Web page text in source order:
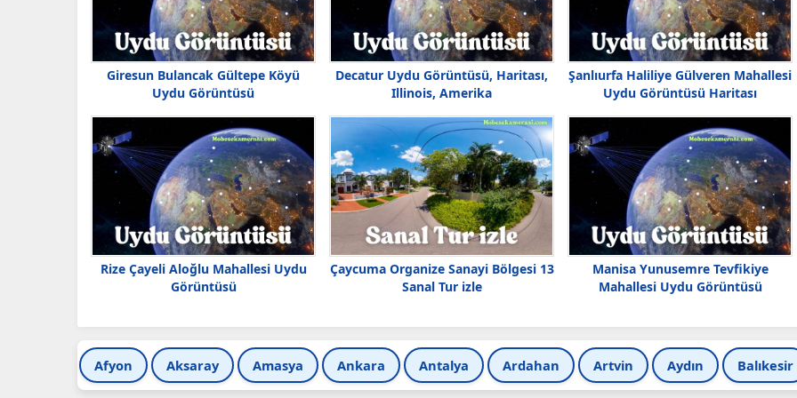
Giresun Bulancak Gültepe Köyü
Uydu Görüntüsü
Decatur Uydu Görüntüsü, Haritası,
Illinois, Amerika
Şanlıurfa Haliliye Gülveren Mahallesi
Uydu Görüntüsü Haritası
Rize Çayeli Aloğlu Mahallesi Uydu
Görüntüsü
Çaycuma Organize Sanayi Bölgesi 13
Sanal Tur izle
Manisa Yunusemre Tevfikiye
Mahallesi Uydu Görüntüsü
Afyon Aksaray Amasya Ankara Antalya Ardahan Artvin Aydın Balıkesir